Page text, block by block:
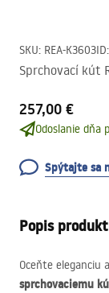
SKU: REA-K3603ID:
Sprchovací kút
257,00 €
Odoslanie dňa
Spýtajte sa
Popis
Oceňte eleganciu
sprchovaciemu